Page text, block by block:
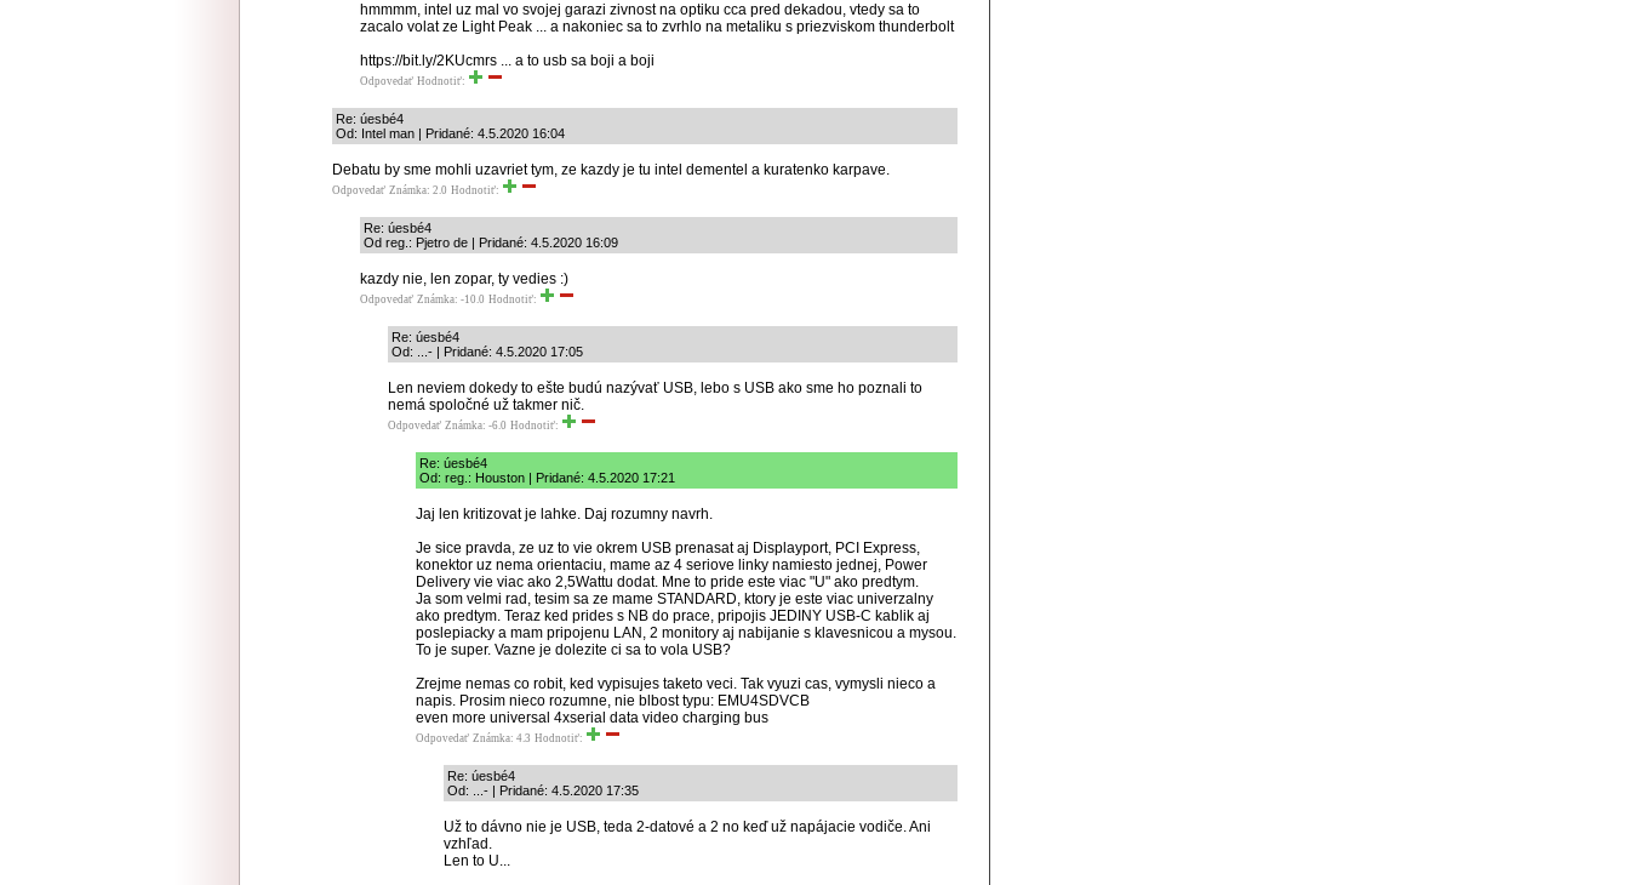
hmmmm, intel uz mal vo svojej garazi zivnost na optiku cca pred dekadou, vtedy sa to
zacalo volat ze Light Peak ... a nakoniec sa to zvrhlo na metaliku s priezviskom thunderbolt
https://bit.ly/2KUcmrs ... a to usb sa boji a boji
Odpovedať Hodnotiť:
Re: úesbé4
Od: Intel man | Pridané: 4.5.2020 16:04
Debatu by sme mohli uzavriet tym, ze kazdy je tu intel dementel a kuratenko karpave.
Odpovedať Známka: 2.0 Hodnotiť:
Re: úesbé4
Od reg.: Pjetro de | Pridané: 4.5.2020 16:09
kazdy nie, len zopar, ty vedies :)
Odpovedať Známka: -10.0 Hodnotiť:
Re: úesbé4
Od: ...- | Pridané: 4.5.2020 17:05
Len neviem dokedy to ešte budú nazývať USB, lebo s USB ako sme ho poznali to
nemá spoločné už takmer nič.
Odpovedať Známka: -6.0 Hodnotiť:
Re: úesbé4
Od: reg.: Houston | Pridané: 4.5.2020 17:21
Jaj len kritizovat je lahke. Daj rozumny navrh.
Je sice pravda, ze uz to vie okrem USB prenasat aj Displayport, PCI Express,
konektor uz nema orientaciu, mame az 4 seriove linky namiesto jednej, Power
Delivery vie viac ako 2,5Wattu dodat. Mne to pride este viac "U" ako predtym.
Ja som velmi rad, tesim sa ze mame STANDARD, ktory je este viac univerzalny
ako predtym. Teraz ked prides s NB do prace, pripojis JEDINY USB-C kablik aj
poslepiacky a mam pripojenu LAN, 2 monitory aj nabijanie s klavesnicou a mysou.
To je super. Vazne je dolezite ci sa to vola USB?
Zrejme nemas co robit, ked vypisujes taketo veci. Tak vyuzi cas, vymysli nieco a
napis. Prosim nieco rozumne, nie blbost typu: EMU4SDVCB
even more universal 4xserial data video charging bus
Odpovedať Známka: 4.3 Hodnotiť:
Re: úesbé4
Od: ...- | Pridané: 4.5.2020 17:35
Už to dávno nie je USB, teda 2-datové a 2 no keď už napájacie vodiče. Ani
vzhľad.
Len to U...